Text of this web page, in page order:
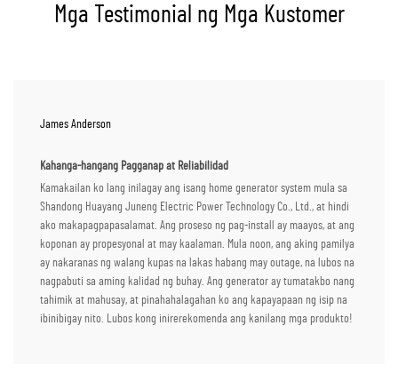
Mga Testimonial ng Mga Kustomer
James Anderson
Kahanga-hangang Pagganap at Reliabilidad
Kamakailan ko lang inilagay ang isang home generator system mula sa
Shandong Huayang Juneng Electric Power Technology Co., Ltd., at hindi
ako makapagpapasalamat. Ang proseso ng pag-install ay maayos, at ang
koponan ay propesyonal at may kaalaman. Mula noon, ang aking pamilya
ay nakaranas ng walang kupas na lakas habang may outage, na lubos na
nagpabuti sa aming kalidad ng buhay. Ang generator ay tumatakbo nang
tahimik at mahusay, at pinahahalagahan ko ang kapayapaan ng isip na
ibinibigay nito. Lubos kong inirerekomenda ang kanilang mga produkto!